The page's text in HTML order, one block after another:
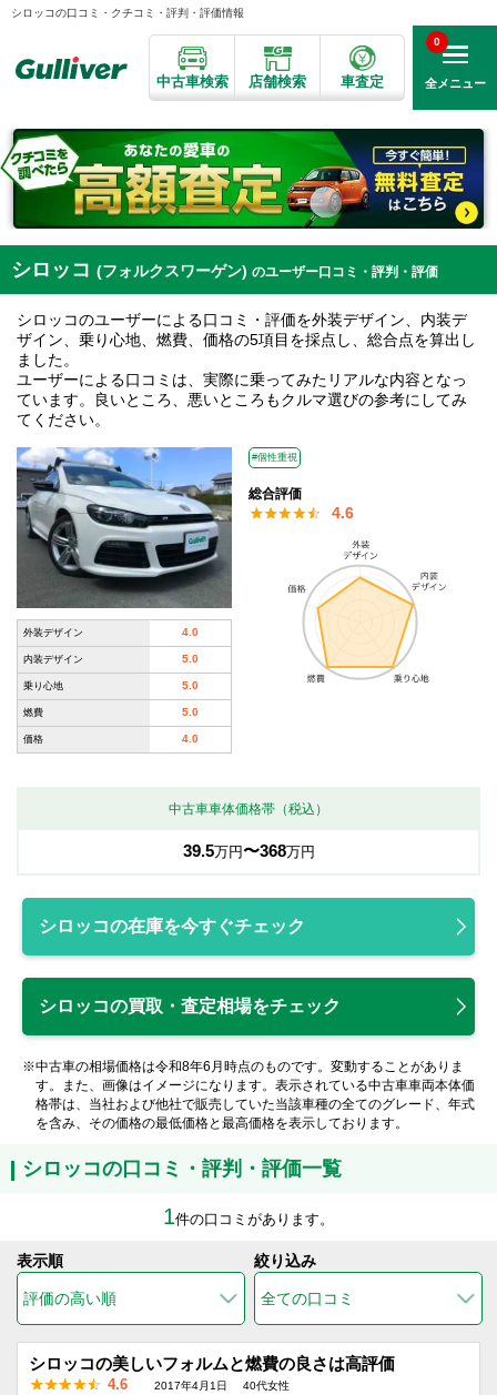
シロッコの口コミ・クチコミ・評判・評価情報
中古車検索 店舗検索 車査定 全メニュー
0
シロッコ (フォルクスワーゲン) のユーザー口コミ・評判・評価
シロッコのユーザーによる口コミ・評価を外装デザイン、内装デ
ザイン、乗り心地、燃費、価格の5項目を採点し、総合点を算出し
ました。
ユーザーによる口コミは、実際に乗ってみたリアルな内容となっ
ています。良いところ、悪いところもクルマ選びの参考にしてみ
てください。
外装デザイン 4.0
内装デザイン 5.0
乗り心地 5.0
燃費 5.0
価格 4.0
#個性重視
総合評価
4.6
中古車車体価格帯（税込）
39.5万円〜368万円
シロッコの在庫を今すぐチェック
シロッコの買取・査定相場をチェック
※中古車の相場価格は令和8年6月時点のものです。変動することがありま
す。また、画像はイメージになります。表示されている中古車車両本体価
格帯は、当社および他社で販売していた当該車種の全てのグレード、年式
を含み、その価格の最低価格と最高価格を表示しております。
シロッコの口コミ・評判・評価一覧
1件の口コミがあります。
表示順 絞り込み
シロッコの美しいフォルムと燃費の良さは高評価
4.6 2017年4月1日 40代女性